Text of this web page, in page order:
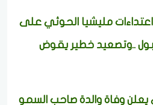
:اعتداءات مليشيا الحوثي على
..وتصعيد خطير يقوض
يعلن وفاة والدة صاحب السمو